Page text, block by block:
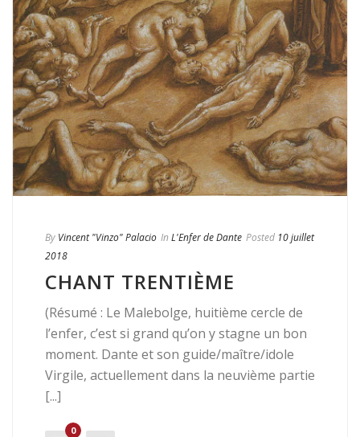
By Vincent "Vinzo" Palacio In L'Enfer de Dante Posted 10 juillet
2018
CHANT TRENTIÈME
(Résumé : Le Malebolge, huitième cercle de
l’enfer, c’est si grand qu’on y stagne un bon
moment. Dante et son guide/maître/idole
Virgile, actuellement dans la neuvième partie
[...]
0